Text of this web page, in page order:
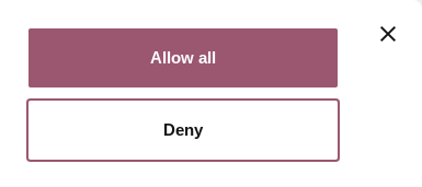
Allow all
DenySök